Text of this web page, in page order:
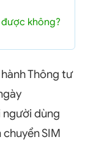
không?
Thông tư
người dùng
SIM